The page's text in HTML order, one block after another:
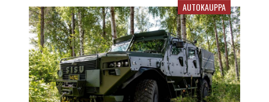
Sisulla
ennätyksellinen
tilauskanta
AUTOKAUPPA